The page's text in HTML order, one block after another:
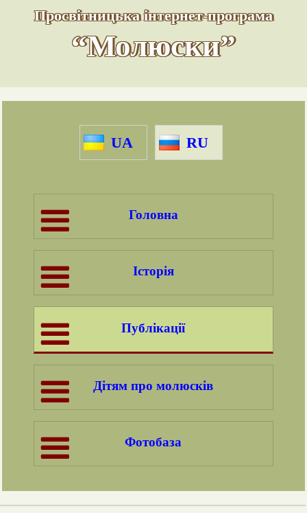
Просвітницька інтернет-програма
“Молюски”
UA RU
Головна
Історія
Публікації
Дітям про молюсків
Фотобаза